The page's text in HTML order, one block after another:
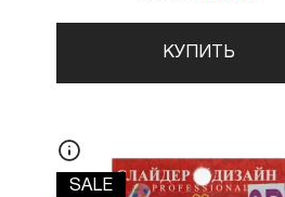
КУПИТЬ
SALE